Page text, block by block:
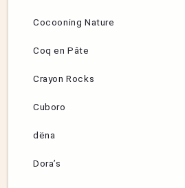
Cocooning Nature
Coq en Pâte
Crayon Rocks
Cuboro
dëna
Dora’s